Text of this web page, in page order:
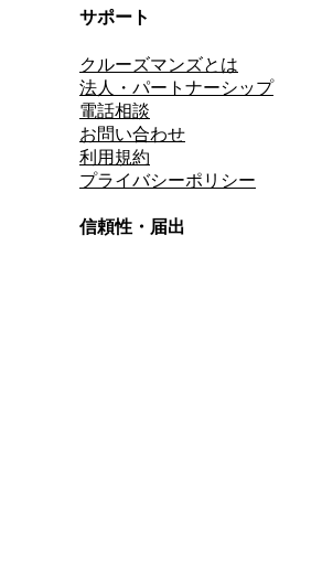
サポート
クルーズマンズとは
法人・パートナーシップ
電話相談
お問い合わせ
利用規約
プライバシーポリシー
信頼性・届出